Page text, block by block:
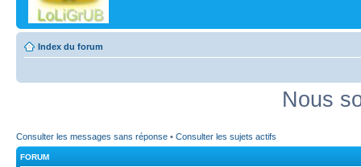
Index du forum
Nous
Consulter les messages sans réponse • Consulter les sujets actifs
FORUM